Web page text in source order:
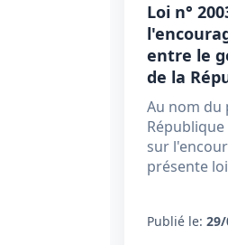
Loi n°
entre le
de la
Au nom du
sur
présente
Publié le: